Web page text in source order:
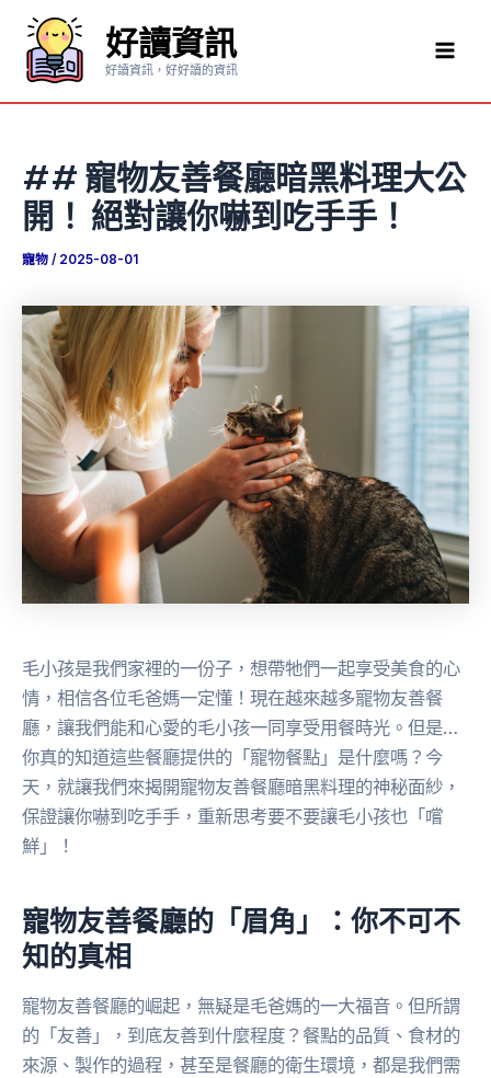
要
好讀資訊
好讀資訊，好好讀的資訊
## 寵物友善餐廳暗黑料理大公
開！ 絕對讓你嚇到吃手手！
寵物 / 2025-08-01
毛小孩是我們家裡的一份子，想帶牠們一起享受美食的心
情，相信各位毛爸媽一定懂！現在越來越多寵物友善餐
廳，讓我們能和心愛的毛小孩一同享受用餐時光。但是…
你真的知道這些餐廳提供的「寵物餐點」是什麼嗎？今
天，就讓我們來揭開寵物友善餐廳暗黑料理的神秘面紗，
保證讓你嚇到吃手手，重新思考要不要讓毛小孩也「嚐
鮮」！
寵物友善餐廳的「眉角」：你不可不
知的真相
寵物友善餐廳的崛起，無疑是毛爸媽的一大福音。但所謂
的「友善」，到底友善到什麼程度？餐點的品質、食材的
來源、製作的過程，甚至是餐廳的衛生環境，都是我們需